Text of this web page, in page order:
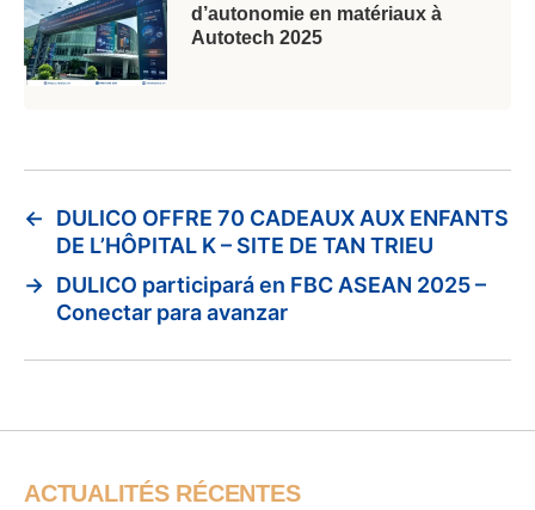
d’autonomie en matériaux à
Autotech 2025
←
DULICO OFFRE 70 CADEAUX AUX ENFANTS
DE L’HÔPITAL K – SITE DE TAN TRIEU
→ DULICO participará en FBC ASEAN 2025 –
Conectar para avanzar
ACTUALITÉS RÉCENTES